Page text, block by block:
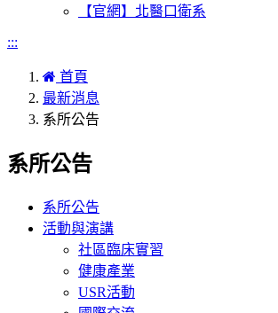
【官網】北醫口衛系
:::
首頁
最新消息
系所公告
系所公告
系所公告
活動與演講
社區臨床實習
健康產業
USR活動